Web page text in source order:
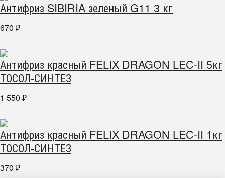
Антифриз SIBIRIA зеленый G11 3 кг
670 ₽
Антифриз красный FELIX DRAGON LEC-II 5кг
ТОСОЛ-СИНТЕЗ
1 550 ₽
Антифриз красный FELIX DRAGON LEC-II 1кг
ТОСОЛ-СИНТЕЗ
370 ₽